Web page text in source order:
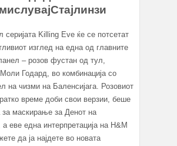
серијата Killing Eve ќе се потсетат
изглед на една од главните
– розов фустан од тул,
Моли Годард, во комбинација со
на чизми на Баленсијага. Розовиот
време доби свои верзии, беше
за маскирање за Денот на
а еве една интерпретација на H&M
да ја најдете во новата